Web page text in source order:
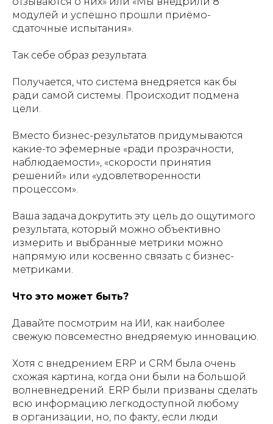
модулей и успешно прошли приёмо-
сдаточные испытания».
Так себе образ результата.
Получается, что система внедряется как бы
ради самой системы. Происходит подмена
цели.
Вместо бизнес-результатов придумываются
какие-то эфемерные «ради прозрачности,
наблюдаемости», «скорости принятия
решений» или «удовлетворенности
процессом».
Ваша задача докрутить эту цель до ощутимого
результата, который можно объективно
измерить и выбранные метрики можно
напрямую или косвенно связать с бизнес-
метриками.
Что это может быть?
Давайте посмотрим на ИИ, как наиболее
свежую повсеместно внедряемую инновацию.
Хотя с внедрением ERP и CRM была очень
схожая картина, когда они были на большой
волневнедрений. ERP были призваны сделать
всю информацию легкодоступной любому
в организации, но, по факту, если люди